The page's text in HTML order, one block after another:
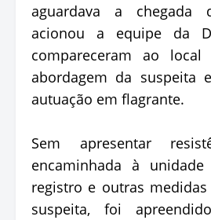
aguardava a chegada
acionou a equipe da
compareceram ao
abordagem da suspeita
autuação em flagrante.
Sem apresentar
encaminhada à
registro e outras
suspeita, foi